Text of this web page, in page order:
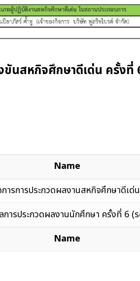
ขันสหกิจศึกษาดีเด่น ครั้ง
Name
Name
ารการประกวดผลงานสหกิจศึกษาดีเด่
การประกวดผลงานนักศึกษา ครั้งที่ 6 (